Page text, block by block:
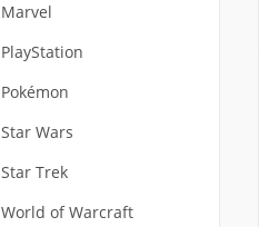
Marvel
PlayStation
Pokémon
Star Wars
Star Trek
World of Warcraft